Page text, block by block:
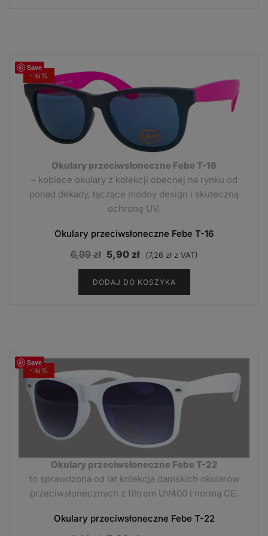
6,99 zł. 5,49 zł.
Save
-16%
Okulary przeciwsłoneczne Febe T-16
– kobiece okulary z kolekcji obecnej na rynku od
ponad dekady, łączące modny design i skuteczną
ochronę UV.
Okulary przeciwsłoneczne Febe T-16
6,99zł Pierwotna
cena
wynosiła:
6,99 zł.
5,90 zł Aktualna
cena
wynosi:
5,90 zł.
(7,26 złz VAT)
DODAJ DO KOSZYKA
Save
-16%
Okulary przeciwsłoneczne Febe T-22
to sprawdzona od lat kolekcja damskich okularów
przeciwsłonecznych z filtrem UV400 i normą CE.
Okulary przeciwsłoneczne Febe T-22